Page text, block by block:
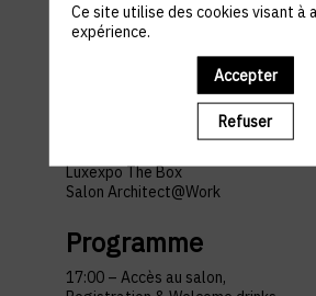
Informations
pratiques
Horaires et lieu
Luxexpo The Box
Salon Architect@Work
Programme
17:00 – Accès au salon,
Ce site utilise des cookies visant à
expérience.
Accepter
Refuser